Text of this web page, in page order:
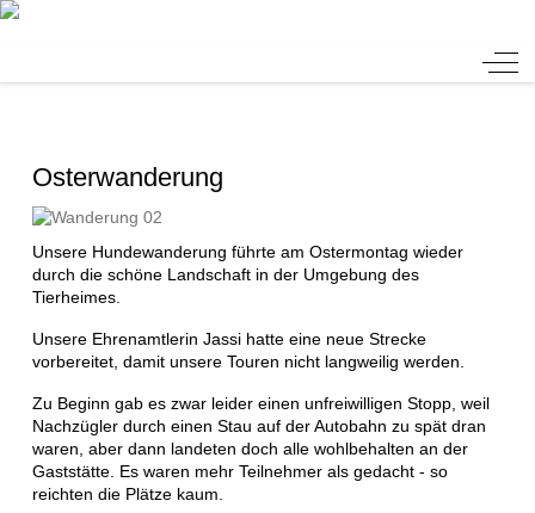
Off-
Osterwanderung
Unsere Hundewanderung führte am Ostermontag wieder
durch die schöne Landschaft in der Umgebung des
Tierheimes.
Unsere Ehrenamtlerin Jassi hatte eine neue Strecke
vorbereitet, damit unsere Touren nicht langweilig werden.
Zu Beginn gab es zwar leider einen unfreiwilligen Stopp, weil
Nachzügler durch einen Stau auf der Autobahn zu spät dran
waren, aber dann landeten doch alle wohlbehalten an der
Gaststätte. Es waren mehr Teilnehmer als gedacht - so
reichten die Plätze kaum.